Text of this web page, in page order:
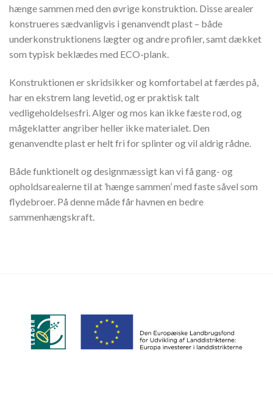
hænge sammen med den øvrige konstruktion. Disse arealer
konstrueres sædvanligvis i genanvendt plast – både
underkonstruktionens lægter og andre profiler, samt dækket
som typisk beklædes med ECO-plank.
Konstruktionen er skridsikker og komfortabel at færdes på,
har en ekstrem lang levetid, og er praktisk talt
vedligeholdelsesfri. Alger og mos kan ikke fæste rod, og
mågeklatter angriber heller ikke materialet. Den
genanvendte plast er helt fri for splinter og vil aldrig rådne.
Både funktionelt og designmæssigt kan vi få gang- og
opholdsarealerne til at ’hænge sammen’ med faste såvel som
flydebroer. På denne måde får havnen en bedre
sammenhængskraft.